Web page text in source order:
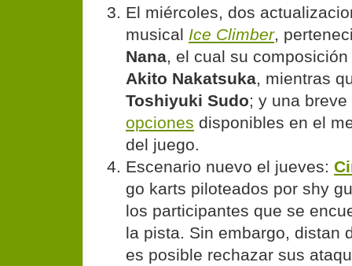
El miércoles, dos
musical Ice Climber,
Nana, el cual su
Akito Nakatsuka, mientras
Toshiyuki Sudo; y una
opciones disponibles en el
del juego.
Escenario nuevo el jueves:
go karts piloteados por shy
los participantes que se
la pista. Sin embargo, distan
es posible rechazar sus